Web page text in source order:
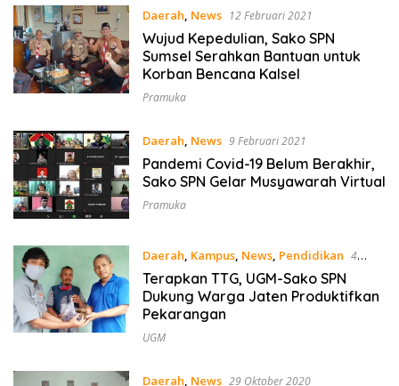
Daerah, News 12 Februari 2021
Wujud Kepedulian, Sako SPN
Sumsel Serahkan Bantuan untuk
Korban Bencana Kalsel
Pramuka
Daerah, News 9 Februari 2021
Pandemi Covid-19 Belum Berakhir,
Sako SPN Gelar Musyawarah Virtual
Pramuka
Daerah, Kampus, News, Pendidikan 4
November 2020
Terapkan TTG, UGM-Sako SPN
Dukung Warga Jaten Produktifkan
Pekarangan
UGM
Daerah, News 29 Oktober 2020